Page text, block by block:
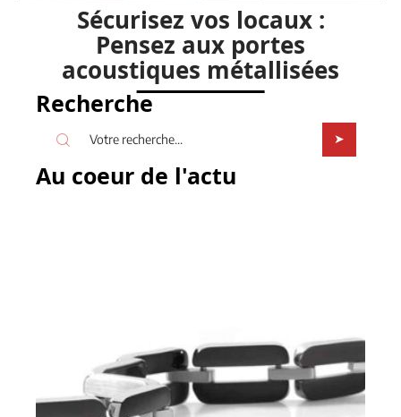
Sécurisez vos locaux :
Pensez aux portes
acoustiques métallisées
Recherche
Au coeur de l'actu